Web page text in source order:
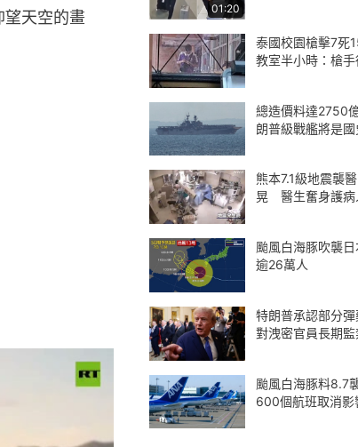
望天空的畫
01:20
泰國校園槍擊7
教室半小時：槍
總造價料達2750
朗普級戰艦將是
熊本7.1級地震襲
晃 醫生奮身護病
颱風白海豚吹襲
逾26萬人
特朗普承認部分
對洩密官員長期監
颱風白海豚料8.7
600個航班取消影